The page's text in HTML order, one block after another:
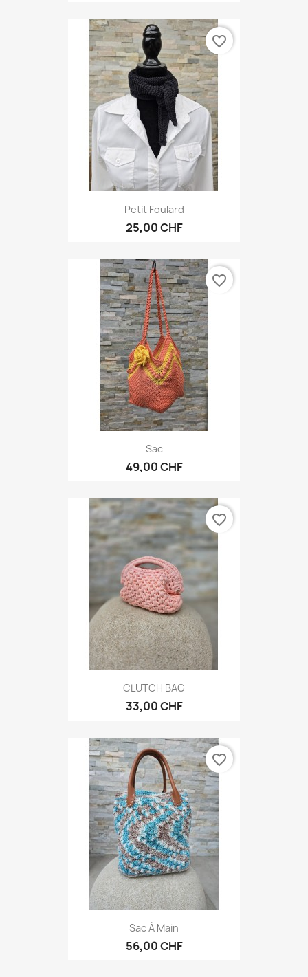
Petit Foulard
25,00 CHF
favorite_border
Sac
49,00 CHF
favorite_border
CLUTCH BAG
33,00 CHF
favorite_border
Sac À Main
56,00 CHF
favorite_border